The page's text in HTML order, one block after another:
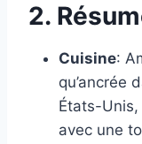
2.
Cuisine:
qu’ancrée
États-
avec une